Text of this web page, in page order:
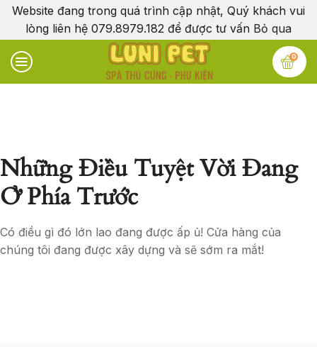
Website đang trong quá trình cập nhật, Quý khách vui
lòng liên hệ 079.8979.182 để được tư vấn Bỏ qua
0
Những Điều Tuyệt Vời Đang
Ở Phía Trước
Có điều gì đó lớn lao đang được ấp ủ! Cửa hàng của
chúng tôi đang được xây dựng và sẽ sớm ra mắt!